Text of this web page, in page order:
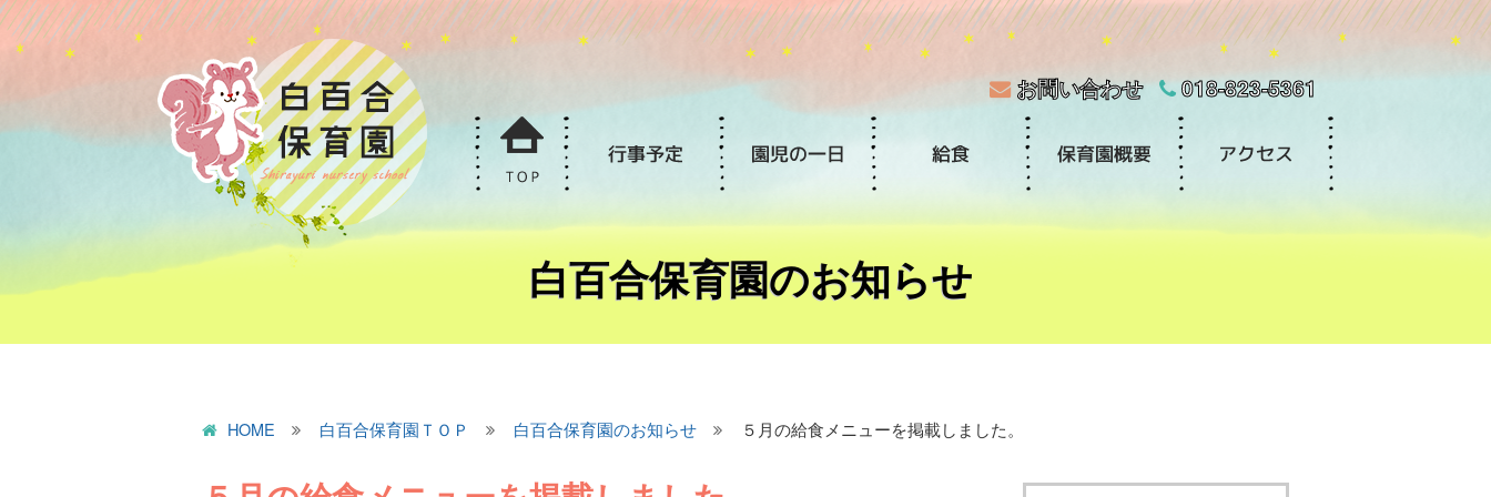
お問い合わせ 018-823-5361
白百合保育園のお知らせ
HOME 白百合保育園ＴＯＰ 白百合保育園のお知らせ ５月の給食メニューを掲載しました。